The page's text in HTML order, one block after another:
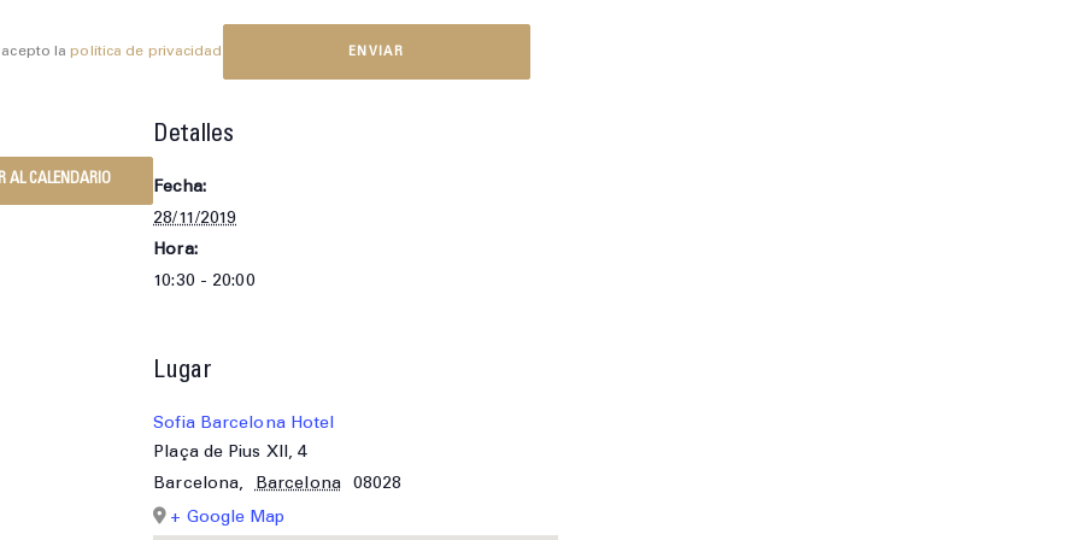
acepto lapolítica de privacidad
AL CALENDARIO
Detalles
Fecha:
28/11/2019
Hora:
10:30 - 20:00
Lugar
Sofia Barcelona Hotel
Plaça de Pius XII, 4
Barcelona, Barcelona
08028
+ Google Map